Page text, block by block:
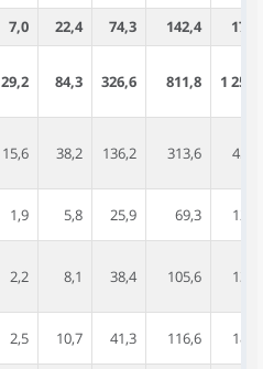
7,0 22,4 74,3 142,4
29,2 84,3 326,6 811,8 1
15,6 38,2 136,2 313,6
1,9 5,8 25,9 69,3
2,2 8,1 38,4 105,6
2,5 10,7 41,3 116,6